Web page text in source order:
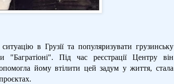
в Грузії та популяризувати грузинську
"Багратіоні". Під час реєстрації Центру він
йому втілити цей задум у життя, стала